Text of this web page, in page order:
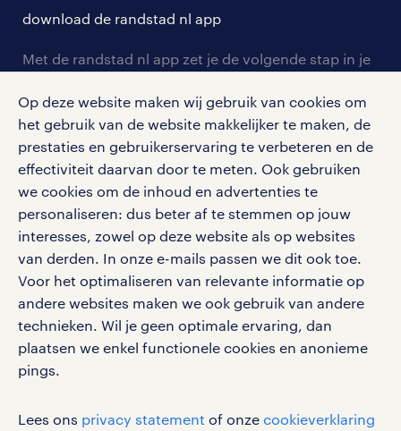
Op deze website maken wij gebruik van cookies om
het gebruik van de website makkelijker te maken, de
prestaties en gebruikerservaring te verbeteren en de
effectiviteit daarvan door te meten. Ook gebruiken
we cookies om de inhoud en advertenties te
personaliseren: dus beter af te stemmen op jouw
interesses, zowel op deze website als op websites
van derden. In onze e-mails passen we dit ook toe.
Voor het optimaliseren van relevante informatie op
andere websites maken we ook gebruik van andere
technieken. Wil je geen optimale ervaring, dan
plaatsen we enkel functionele cookies en anonieme
pings.
Lees ons privacy statement of onze cookieverklaring
tarieven
personeel gezocht
aanmelden nieuwsbrief
solliciteren
salarischecker
bruto-netto calculator
onze vestigingen
pers
klachten en misstanden
download de randstad nl app
Met de randstad nl app zet je de volgende stap in je
en ontvang berichten van je intercedent.
Eenvoudig, snel en overal.
apple app store
google play store
social media
Volg ons voor de leukste content omtrent
vacatures, solliciteren en inspiratie.